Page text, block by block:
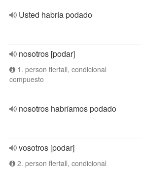
Usted habría podado
nosotros [podar]
1. person flertall, condicional
compuesto
nosotros habríamos podado
vosotros [podar]
2. person flertall, condicional